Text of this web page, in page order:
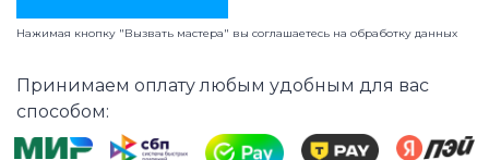
Нажимая кнопку "Вызвать мастера" вы соглашаетесь на обработку данных
Принимаем оплату любым удобным для вас
способом: